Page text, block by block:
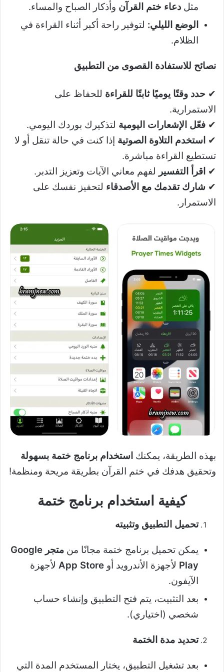
مثل دعاء ختم القرآن وأذكار الصباح والمساء.
الوضع الليلي: لتوفير راحة أكبر أثناء القراءة في
الظلام.
نصائح للاستفادة القصوى من التطبيق
✔ حدد وقتًا يوميًا ثابتًا للقراءة للحفاظ على
الاستمرارية.
✔ فعّل الإشعارات اليومية لتذكيرك بوردك اليومي.
✔ استخدم التلاوة الصوتية إذا كنت في حالة تنقل أو لا
تستطيع القراءة مباشرة.
✔ اقرأ التفسير لفهم معاني الآيات وتعزيز التدبر.
✔ شارك تقدمك مع الأصدقاء لتحفيز نفسك على
الاستمرار.
بهذه الطريقة، يمكنك استخدام برنامج ختمة بسهولة
وتحقيق هدفك في ختم القرآن بطريقة مريحة ومنظمة!
كيفية استخدام برنامج ختمة
تحميل التطبيق وتثبيته
يمكن تحميل برنامج ختمة مجانًا من متجر Google
Play لأجهزة الأندرويد أو App Store لأجهزة
الآيفون.
بعد التثبيت، يتم فتح التطبيق وإنشاء حساب
شخصي (اختياري).
تحديد مدة الختمة
بعد تشغيل التطبيق، يختار المستخدم المدة التي